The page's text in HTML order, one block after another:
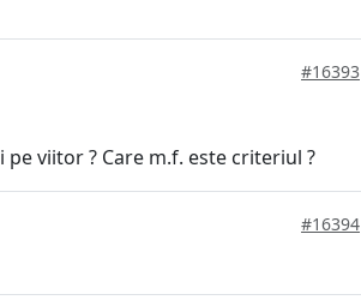
#16393
viitor ? Care m.f. este criteriul ?
#16394